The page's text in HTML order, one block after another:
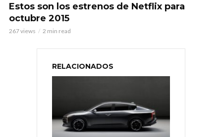
Estos son los estrenos de Netflix para
octubre 2015
267 views 2 min read
RELACIONADOS